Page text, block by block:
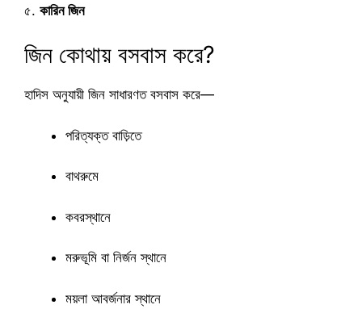
৫. কারিন জিন
জিন কোথায় বসবাস করে?
হাদিস অনুযায়ী জিন সাধারণত বসবাস করে—
পরিত্যক্ত বাড়িতে
বাথরুমে
কবরস্থানে
মরুভূমি বা নির্জন স্থানে
ময়লা আবর্জনার স্থানে